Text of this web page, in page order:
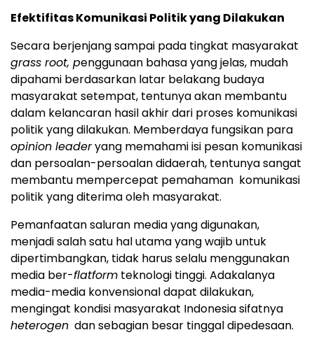
Efektifitas Komunikasi Politik yang Dilakukan
Secara berjenjang sampai pada tingkat masyarakat
grass root, penggunaan bahasa yang jelas, mudah
dipahami berdasarkan latar belakang budaya
masyarakat setempat, tentunya akan membantu
dalam kelancaran hasil akhir dari proses komunikasi
politik yang dilakukan. Memberdaya fungsikan para
opinion leaderyang memahami isi pesan komunikasi
dan persoalan-persoalan didaerah, tentunya sangat
membantu mempercepat pemahaman komunikasi
politik yang diterima oleh masyarakat.
Pemanfaatan saluran media yang digunakan,
menjadi salah satu hal utama yang wajib untuk
dipertimbangkan, tidak harus selalu menggunakan
media ber-flatform teknologi tinggi. Adakalanya
media-media konvensional dapat dilakukan,
mengingat kondisi masyarakat Indonesia sifatnya
heterogen dan sebagian besar tinggal dipedesaan.